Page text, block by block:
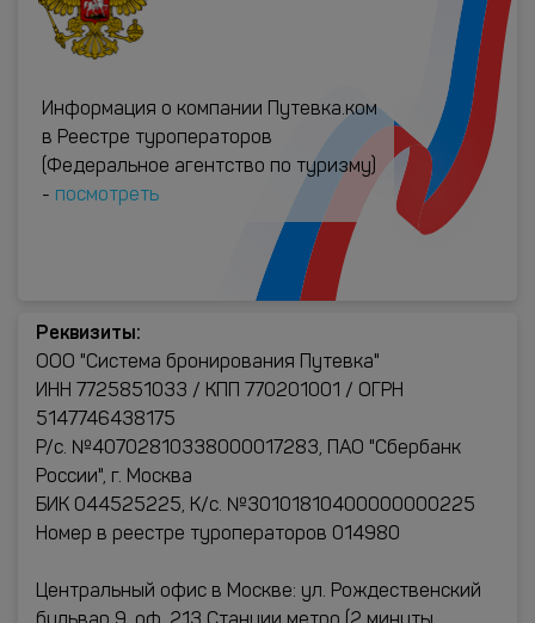
Информация о компании Путевка.ком
в Реестре туроператоров
(Федеральное агентство по туризму)
- посмотреть
Реквизиты:
ООО "Система бронирования Путевка"
ИНН 7725851033 / КПП 770201001 / ОГРН
5147746438175
Р/с. №40702810338000017283, ПАО "Сбербанк
России", г. Москва
БИК 044525225, К/с. №30101810400000000225
Номер в реестре туроператоров 014980
Центральный офис в Москве: ул. Рождественский